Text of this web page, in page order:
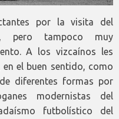
por la visita del
pero tampoco muy
A los vizcaínos les
el buen sentido, como
diferentes formas por
modernistas del
futbolístico del